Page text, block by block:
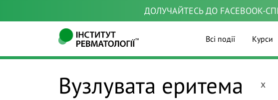
ДОЛУЧАЙТЕСЬ ДО FACEBOOK-
Всі події Курси
Вузлувата еритема x